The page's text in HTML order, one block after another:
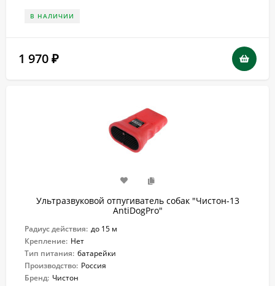
В НАЛИЧИИ
1 970 ₽
Ультразвуковой отпугиватель собак "Чистон-13
AntiDogPro"
Радиус действия: до 15 м
Крепление: Нет
Тип питания: батарейки
Производство: Россия
Бренд: Чистон